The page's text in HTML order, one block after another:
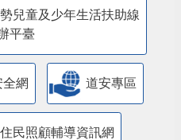
兒童及少年生活扶助線
平臺
網 道安專區
民照顧輔導資訊網